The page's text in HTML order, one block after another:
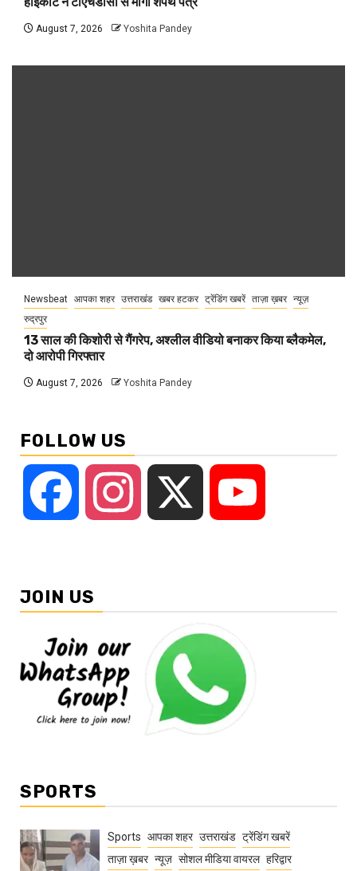
August 7, 2026 Yoshita Pandey
Newsbeat आपका शहर उत्तराखंड खबर हटकर ट्रेंडिंग खबरें ताज़ा ख़बर न्यूज़
रुद्रपुर
13 साल की किशोरी से गैंगरेप, अश्लील वीडियो बनाकर किया ब्लैकमेल,
दो आरोपी गिरफ्तार
August 7, 2026 Yoshita Pandey
FOLLOW US
Facebook Instagram
JOIN US
SPORTS
Sports आपका शहर उत्तराखंड ट्रेंडिंग खबरें
ताज़ा ख़बर न्यूज़ सोशल मीडिया वायरल हरिद्वार